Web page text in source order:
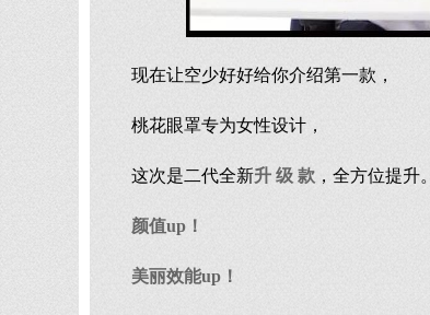
现在让空少好好给你介绍第一款，
桃花眼罩专为女性设计，
这次是二代全新升 级 款 ，全方位提升。
颜值up！
美丽效能up！